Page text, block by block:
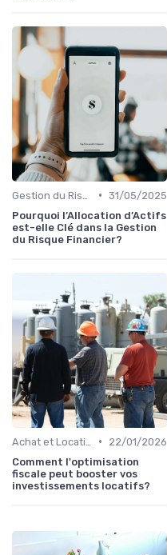
• 31/05/2025
Pourquoi l’Allocation d’Actifs
est-elle Clé dans la Gestion
du Risque Financier?
•
22/01/2026
Comment l'optimisation
fiscale peut booster vos
investissements locatifs?